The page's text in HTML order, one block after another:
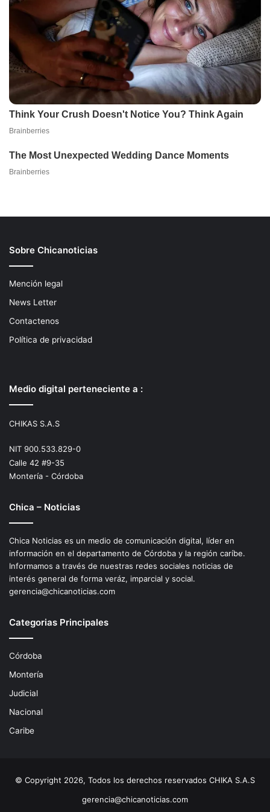
Sobre Chicanoticias
Mención legal
News Letter
Contactenos
Política de privacidad
Medio digital perteneciente a :
CHIKAS S.A.S
NIT 900.533.829-0
Calle 42 #9-35
Montería - Córdoba
Chica – Noticias
Chica Noticias es un medio de comunicación digital, líder en
información en el departamento de Córdoba y la región caríbe.
Informamos a través de nuestras redes sociales noticias de
interés general de forma veráz, imparcial y social.
gerencia@chicanoticias.com
Categorias Principales
Córdoba
Montería
Judicial
Nacional
Caribe
© Copyright 2026, Todos los derechos reservados CHIKA S.A.S
gerencia@chicanoticias.com